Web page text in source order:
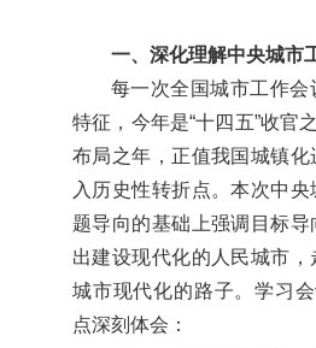
一、深化理解中央城市
每一次全国城市工作
特征，今年是“十四五”收官
布局之年，正值我国城镇
入历史性转折点。本次中
题导向的基础上强调目标导
出建设现代化的人民城市
城市现代化的路子。学习
点深刻体会：